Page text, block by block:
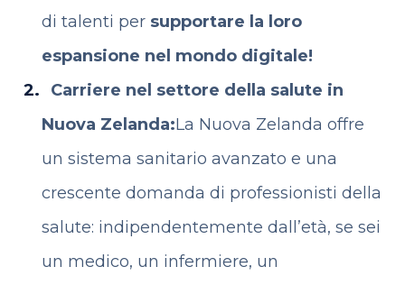
di talenti per supportare la loro
espansione nel mondo digitale!
Carriere nel settore della salute in
Nuova Zelanda:La Nuova Zelanda offre
un sistema sanitario avanzato e una
crescente domanda di professionisti della
salute: indipendentemente dall’età, se sei
un medico, un infermiere, un